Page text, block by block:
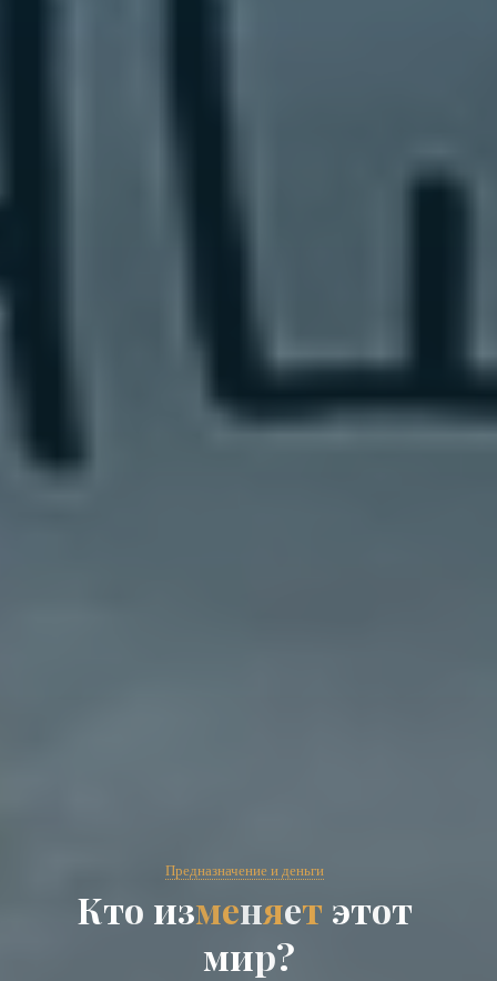
Предназначение и деньги
Кто изменяет этот
мир?